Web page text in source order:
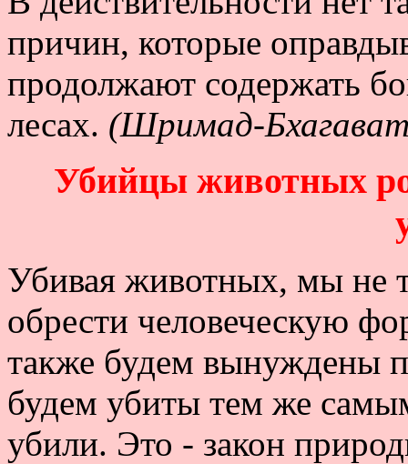
причин, которые
продолжают содержать
лесах. (Шримад-
Убийцы животных
Убивая животных, мы не
обрести человеческую
также будем вынуждены
будем убиты тем же
убили. Это - закон